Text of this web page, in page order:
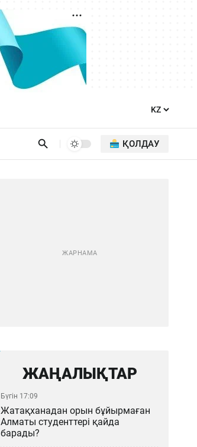
ҚОЛДАУ
ЖАҢАЛЫҚТАР
Бүгін 17:09
Жатақханадан орын бұйырмаған
Алматы студенттері қайда
барады?